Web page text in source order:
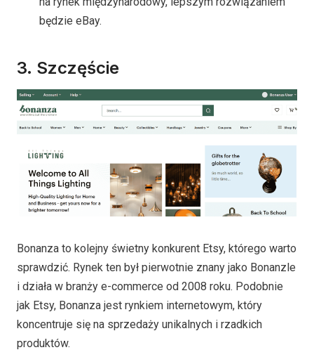
będzie eBay.
3. Szczęście
Bonanza to kolejny świetny konkurent Etsy, którego warto
sprawdzić. Rynek ten był pierwotnie znany jako Bonanzle
i działa w branży e-commerce od 2008 roku. Podobnie
jak Etsy, Bonanza jest rynkiem internetowym, który
koncentruje się na sprzedaży unikalnych i rzadkich
produktów.